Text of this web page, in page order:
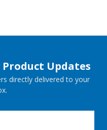
Product Updates
directly delivered to your